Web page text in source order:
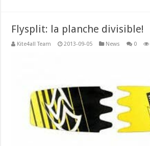
Flysplit: la planche divisible!
Kite4all Team 2013-09-05 News 0